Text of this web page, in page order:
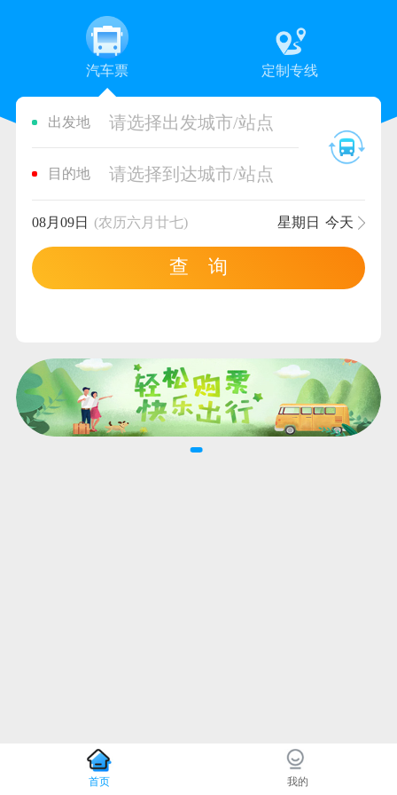
汽车票 定制专线
出发地 请选择出发城市/站点
目的地 请选择到达城市/站点
08月09日 (农历六月廿七) 星期日 今天
查 询
首页 我的